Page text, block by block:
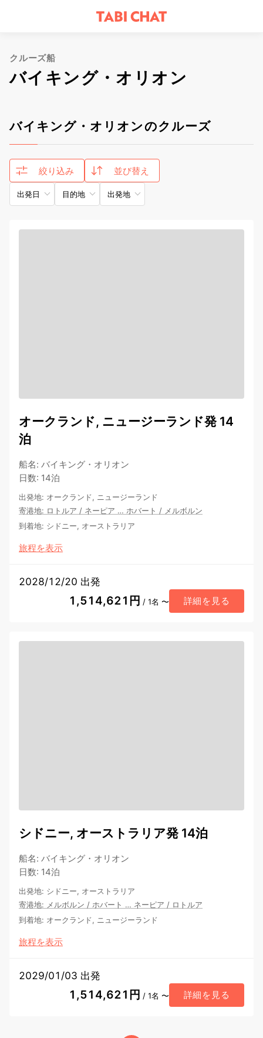
クルーズ船
バイキング・オリオン
バイキング・オリオンのクルーズ
絞り込み 並び替え
出発日 目的地 出発地
オークランド, ニュージーランド発 14
泊
船名: バイキング・オリオン
日数: 14泊
出発地: オークランド, ニュージーランド
寄港地: ロトルア / ネーピア … ホバート / メルボルン
到着地: シドニー, オーストラリア
旅程を表示
2028/12/20 出発
1,514,621円 / 1名 〜 詳細を見る
シドニー, オーストラリア発 14泊
船名: バイキング・オリオン
日数: 14泊
出発地: シドニー, オーストラリア
寄港地: メルボルン / ホバート … ネーピア / ロトルア
到着地: オークランド, ニュージーランド
旅程を表示
2029/01/03 出発
1,514,621円 / 1名 〜 詳細を見る